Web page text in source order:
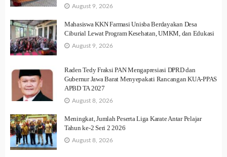
August 9, 2026
Mahasiswa KKN Farmasi Unisba Berdayakan Desa
Ciburial Lewat Program Kesehatan, UMKM, dan Edukasi
August 9, 2026
Raden Tedy Fraksi PAN Mengapresiasi DPRD dan
Gubernur Jawa Barat Menyepakati Rancangan KUA-PPAS
APBD TA 2027
August 8, 2026
Meningkat, Jumlah Peserta Liga Karate Antar Pelajar
Tahun ke-2 Seri 2 2026
August 8, 2026